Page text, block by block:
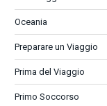
Oceania
Preparare un Viaggio
Prima del Viaggio
Primo Soccorso